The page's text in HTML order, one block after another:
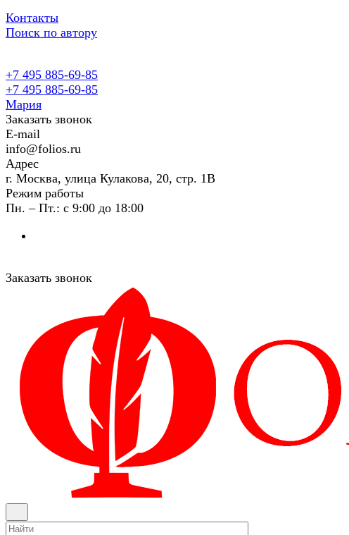
Контакты
Поиск по автору
+7 495 885-69-85
+7 495 885-69-85
Мария
Заказать звонок
E-mail
info@folios.ru
Адрес
г. Москва, улица Кулакова, 20, стр. 1В
Режим работы
Пн. – Пт.: с 9:00 до 18:00
Заказать звонок